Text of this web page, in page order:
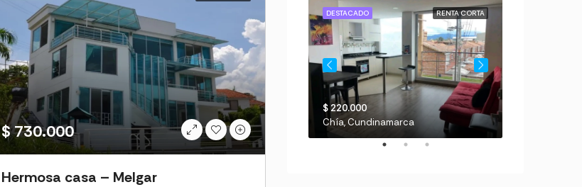
$ 730.000
Hermosa casa – Melgar
DESTACADO
$ 730.000
km 7 via Melgar - Carmen de Apicalá
RENTA CORTA
DESTACADO
$ 220.000
Chía, Cundinamarca